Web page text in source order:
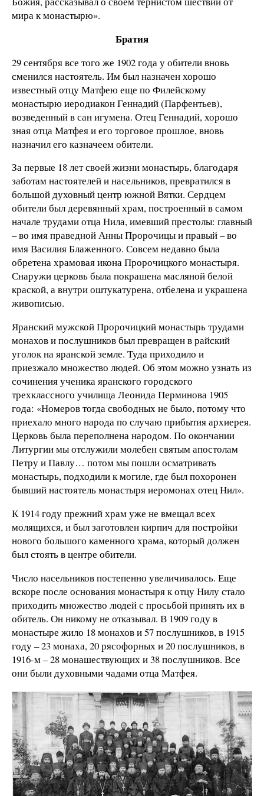
мира к монастырю».
Братия
29 сентября все того же 1902 года у обители вновь
сменился настоятель. Им был назначен хорошо
известный отцу Матфею еще по Филейскому
монастырю иеродиакон Геннадий (Парфентьев),
возведенный в сан игумена. Отец Геннадий, хорошо
зная отца Матфея и его торговое прошлое, вновь
назначил его казначеем обители.
За первые 18 лет своей жизни монастырь, благодаря
заботам настоятелей и насельников, превратился в
большой духовный центр южной Вятки. Сердцем
обители был деревянный храм, построенный в самом
начале трудами отца Нила, имевший престолы: главный
– во имя праведной Анны Пророчицы и правый – во
имя Василия Блаженного. Совсем недавно была
обретена храмовая икона Пророчицкого монастыря.
Снаружи церковь была покрашена масляной белой
краской, а внутри оштукатурена, отбелена и украшена
живописью.
Яранский мужской Пророчицкий монастырь трудами
монахов и послушников был превращен в райский
уголок на яранской земле. Туда приходило и
приезжало множество людей. Об этом можно узнать из
сочинения ученика яранского городского
трехклассного училища Леонида Перминова 1905
года: «Номеров тогда свободных не было, потому что
приехало много народа по случаю прибытия архиерея.
Церковь была переполнена народом. По окончании
Литургии мы отслужили молебен святым апостолам
Петру и Павлу… потом мы пошли осматривать
монастырь, подходили к могиле, где был похоронен
бывший настоятель монастыря иеромонах отец Нил».
К 1914 году прежний храм уже не вмещал всех
молящихся, и был заготовлен кирпич для постройки
нового большого каменного храма, который должен
был стоять в центре обители.
Число насельников постепенно увеличивалось. Еще
вскоре после основания монастыря к отцу Нилу стало
приходить множество людей с просьбой принять их в
обитель. Он никому не отказывал. В 1909 году в
монастыре жило 18 монахов и 57 послушников, в 1915
году – 23 монаха, 20 рясофорных и 20 послушников, в
1916-м – 28 монашествующих и 38 послушников. Все
они были духовными чадами отца Матфея.